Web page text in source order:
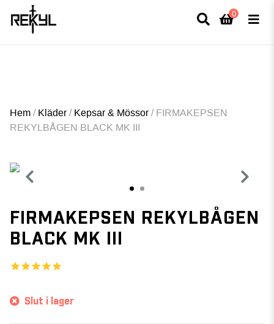
FULLT TRYCK I LEDNINGAR- MEDFÖR LÄNGRE LEVERANSTID - FRI FRAKT
0
Hem/ Kläder/ Kepsar & Mössor/FIRMAKEPSEN
REKYLBÅGEN BLACK MK III
1 2
FIRMAKEPSEN REKYLBÅGEN
BLACK MK III
Slut i lager